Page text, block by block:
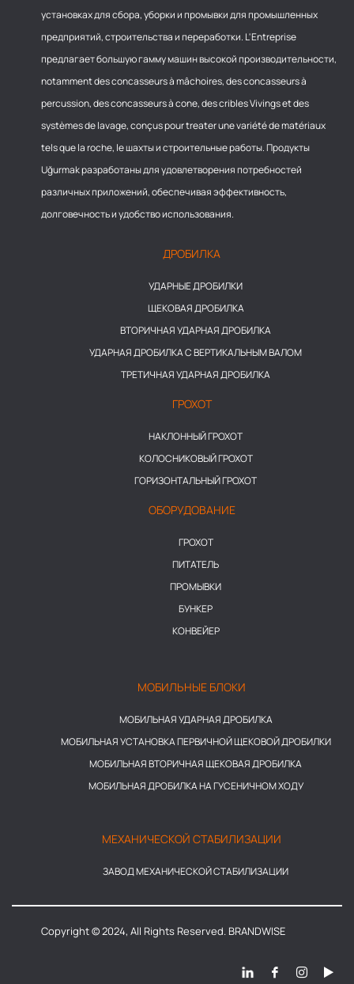
установках для сбора, уборки и промывки для промышленных
предприятий, строительства и переработки. L'Entreprise
предлагает большую гамму машин высокой производительности,
notamment des concasseurs à mâchoires, des concasseurs à
percussion, des concasseurs à cone, des cribles Vivings et des
systèmes de lavage, conçus pour treater une variété de matériaux
tels que la roche, le шахты и строительные работы. Продукты
Uğurmak разработаны для удовлетворения потребностей
различных приложений, обеспечивая эффективность,
долговечность и удобство использования.
ДРОБИЛКА
УДАРНЫЕ ДРОБИЛКИ
ЩЕКОВАЯ ДРОБИЛКА
ВТОРИЧНАЯ УДАРНАЯ ДРОБИЛКА
УДАРНАЯ ДРОБИЛКА С ВЕРТИКАЛЬНЫМ ВАЛОМ
ТРЕТИЧНАЯ УДАРНАЯ ДРОБИЛКА
ГРОХОТ
НАКЛОННЫЙ ГРОХОТ
КОЛОСНИКОВЫЙ ГРОХОТ
ГОРИЗОНТАЛЬНЫЙ ГРОХОТ
ОБОРУДОВАНИЕ
ГРОХОТ
ПИТАТЕЛЬ
ПРОМЫВКИ
БУНКЕР
КОНВЕЙЕР
МОБИЛЬНЫЕ БЛОКИ
МОБИЛЬНАЯ УДАРНАЯ ДРОБИЛКА
МОБИЛЬНАЯ УСТАНОВКА ПЕРВИЧНОЙ ЩЕКОВОЙ ДРОБИЛКИ
МОБИЛЬНАЯ ВТОРИЧНАЯ ЩЕКОВАЯ ДРОБИЛКА
МОБИЛЬНАЯ ДРОБИЛКА НА ГУСЕНИЧНОМ ХОДУ
МЕХАНИЧЕСКОЙ СТАБИЛИЗАЦИИ
ЗАВОД МЕХАНИЧЕСКОЙ СТАБИЛИЗАЦИИ
Copyright © 2024, All Rights Reserved. BRANDWISE